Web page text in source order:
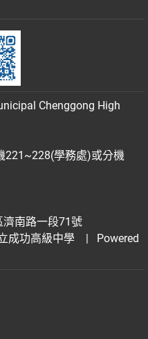
Chenggong High
221~228(學務處)或分機
南路一段71號
成功高級中學
| Powered